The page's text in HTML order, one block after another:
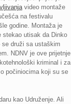
video montaže
na festivalu
godine. Montaža je
stekao utisak da Dinko
druži sa ustaškim
NDNV je ove prijetnje
kriminal i za
počiniocima koji su se
kao Udruženje. Ali